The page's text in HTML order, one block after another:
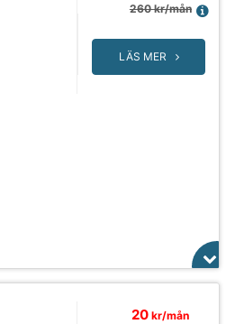
260 kr/mån
LÄS MER
20 kr/mån